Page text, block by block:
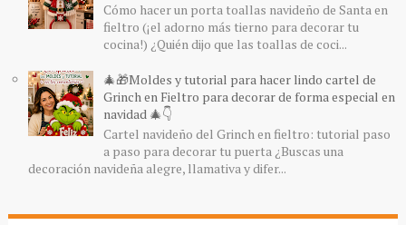
Cómo hacer un porta toallas navideño de Santa en
fieltro (¡el adorno más tierno para decorar tu
cocina!) ¿Quién dijo que las toallas de coci...
🎄🎁Moldes y tutorial para hacer lindo cartel de
Grinch en Fieltro para decorar de forma especial en
navidad 🎄👇
Cartel navideño del Grinch en fieltro: tutorial paso
a paso para decorar tu puerta ¿Buscas una
decoración navideña alegre, llamativa y difer...